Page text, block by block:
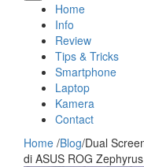
Home
Info
Review
Tips & Tricks
Smartphone
Laptop
Kamera
Contact
Home /Blog/Dual
di ASUS ROG